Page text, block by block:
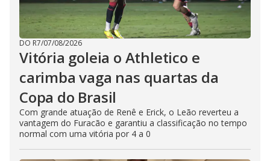
DO R7/07/08/2026
Vitória goleia o Athletico e
carimba vaga nas quartas da
Copa do Brasil
Com grande atuação de Renê e Erick, o Leão reverteu a
vantagem do Furacão e garantiu a classificação no tempo
normal com uma vitória por 4 a 0